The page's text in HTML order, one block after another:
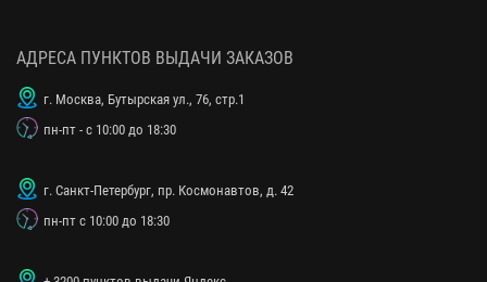
АДРЕСА ПУНКТОВ ВЫДАЧИ ЗАКАЗОВ
г. Москва, Бутырская ул., 76, стр.1
пн-пт - с 10:00 до 18:30
г. Санкт-Петербург, пр. Космонавтов, д. 42
пн-пт с 10:00 до 18:30